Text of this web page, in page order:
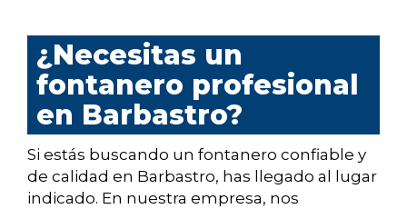
¿Necesitas un
fontanero profesional
en Barbastro?
Si estás buscando un fontanero confiable y
de calidad en Barbastro, has llegado al lugar
indicado. En nuestra empresa, nos